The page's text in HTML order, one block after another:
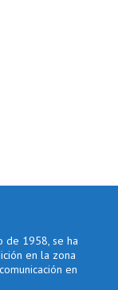
de 1958, se ha
en la zona
en